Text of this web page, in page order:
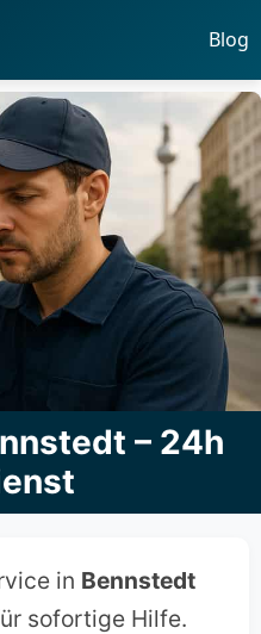
Blog
– 24h
in Bennstedt
sofortige Hilfe.